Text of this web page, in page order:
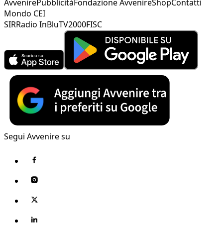
AvvenirePubblicitàFondazione AvvenireShopContatti
Mondo CEI
SIRRadio InBluTV2000FISC
Segui Avvenire su